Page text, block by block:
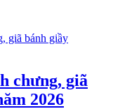
chưng, giã
2026